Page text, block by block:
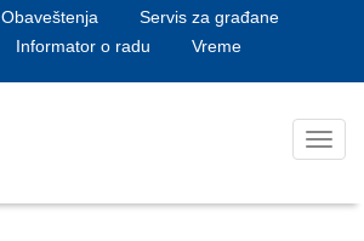
Obaveštenja
Servis za građane
Informator o radu Vreme